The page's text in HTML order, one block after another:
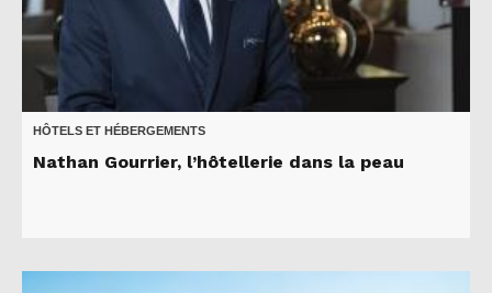
HÔTELS ET HÉBERGEMENTS
Nathan Gourrier, l’hôtellerie dans la peau